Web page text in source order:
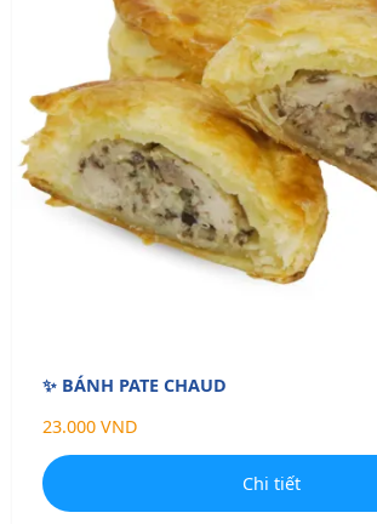
✨ BÁNH PATE CHAUD
23.000 VND
Chi tiết